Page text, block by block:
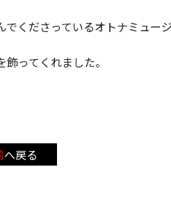
でくださっているオトナミュー
ってくれました。
前へ戻る